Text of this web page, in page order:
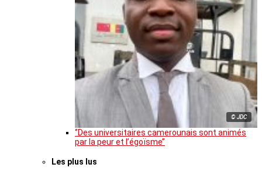
© JDC
‘’Des universitaires camerounais sont animés
par la peur et l’égoïsme’’
Les plus lus